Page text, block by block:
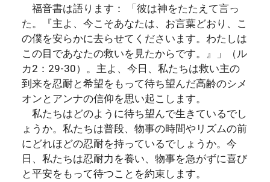
福音書は語ります： 「彼は神をたたえて言っ
た。『主よ、今こそあなたは、お言葉どおり、こ
の僕を安らかに去らせてくださいます。わたしは
この目であなたの救いを見たからです。』」（ル
カ2：29-30）。主よ、今日、私たちは救い主の
到来を忍耐と希望をもって待ち望んだ高齢のシメ
オンとアンナの信仰を思い起こします。
私たちはどのように待ち望んで生きているでし
ょうか。私たちは普段、物事の時間やリズムの前
にどれほどの忍耐を持っているでしょうか。今
日、私たちは忍耐力を養い、物事を急がずに喜び
と平安をもって待つことを約束します。